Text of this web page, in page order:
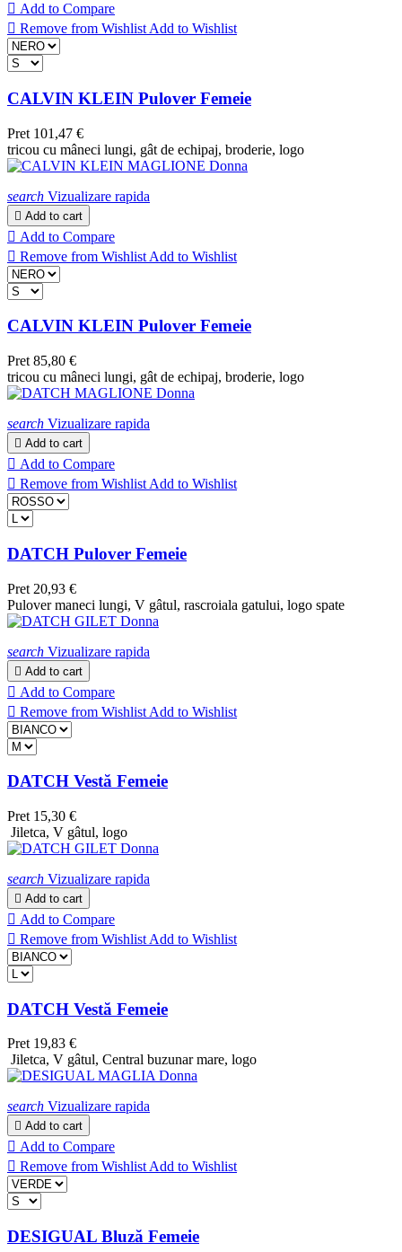
 Add to Compare
 Remove from Wishlist Add to Wishlist
CALVIN KLEIN Pulover Femeie
Pret 101,47 €
tricou cu mâneci lungi, gât de echipaj, broderie, logo
search Vizualizare rapida
 Add to cart
 Add to Compare
 Remove from Wishlist Add to Wishlist
CALVIN KLEIN Pulover Femeie
Pret 85,80 €
tricou cu mâneci lungi, gât de echipaj, broderie, logo
search Vizualizare rapida
 Add to cart
 Add to Compare
 Remove from Wishlist Add to Wishlist
DATCH Pulover Femeie
Pret 20,93 €
Pulover maneci lungi, V gâtul, rascroiala gatului, logo spate
search Vizualizare rapida
 Add to cart
 Add to Compare
 Remove from Wishlist Add to Wishlist
DATCH Vestă Femeie
Pret 15,30 €
Jiletca, V gâtul, logo
search Vizualizare rapida
 Add to cart
 Add to Compare
 Remove from Wishlist Add to Wishlist
DATCH Vestă Femeie
Pret 19,83 €
Jiletca, V gâtul, Central buzunar mare, logo
search Vizualizare rapida
 Add to cart
 Add to Compare
 Remove from WishlistAdd to Wishlist
DESIGUAL Bluză Femeie